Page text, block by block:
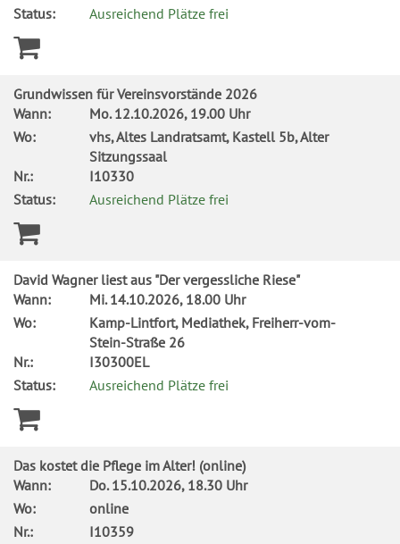
Status:
Ausreichend Plätze frei
Grundwissen für Vereinsvorstände 2026
Wann:
Mo.12.10.2026, 19.00 Uhr
Wo:
vhs, Altes Landratsamt, Kastell 5b, Alter
Sitzungssaal
Nr.:
I10330
Status:
Ausreichend Plätze frei
David Wagner liest aus "Der vergessliche Riese"
Wann:
Mi.14.10.2026, 18.00 Uhr
Wo:
Kamp-Lintfort, Mediathek, Freiherr-vom-
Stein-Straße 26
Nr.:
I30300EL
Status:
Ausreichend Plätze frei
Das kostet die Pflege im Alter! (online)
Wann:
Do.15.10.2026, 18.30 Uhr
Wo:
online
Nr.:
I10359